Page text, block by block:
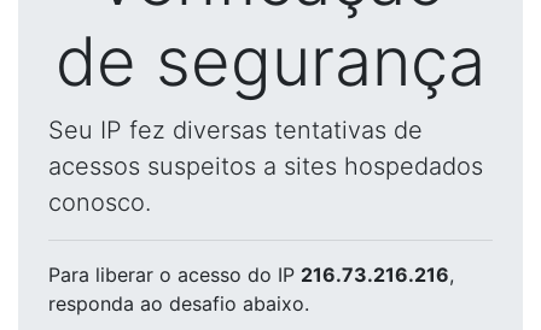
de segurança
Seu IP fez diversas tentativas de
acessos suspeitos a sites hospedados
conosco.
Para liberar o acesso do IP 216.73.216.216,
responda ao desafio abaixo.